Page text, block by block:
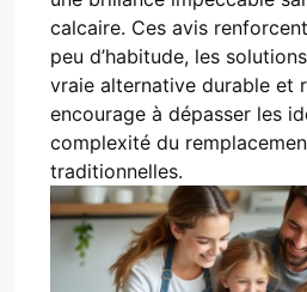
calcaire. Ces avis renforcent
peu d’habitude, les
vraie alternative durable et
encourage à dépasser les
complexité du
traditionnelles.